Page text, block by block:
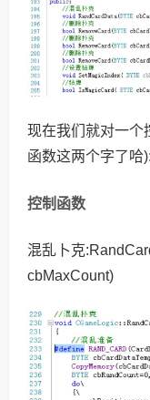
现在我们就对一个
函数这两个字了哈):
控制函数
混乱卜克
cbMaxCount)